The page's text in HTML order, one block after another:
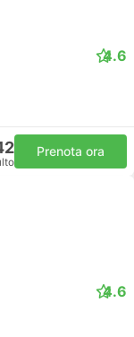
4.6
Prenota ora
4.6